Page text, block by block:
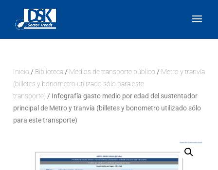
Inicio / Biblioteca/ Medios de transporte público / Metro y tranvía
(billetes y bonometro utilizado sólo para este
transporte) / Infografía gasto medio por edad del sustentador
principal de Metro y tranvía (billetes y bonometro utilizado sólo
para este transporte)